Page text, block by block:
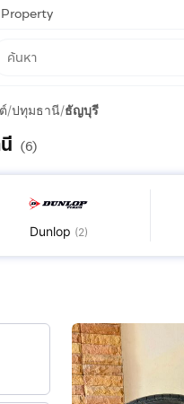
/ปทุมธานี/ธัญบุรี
(6)
Dunlop (2)